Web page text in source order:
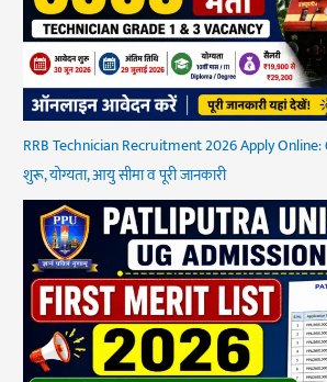
RRB Technician Recruitment 2026 Apply Online:
शुरू, योग्यता, आयु सीमा व पूरी जानकारी